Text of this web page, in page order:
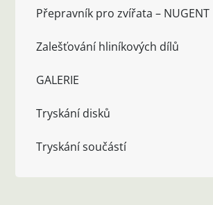
Přepravník pro zvířata – NUGENT
Zalešťování hliníkových dílů
GALERIE
Tryskání disků
Tryskání součástí